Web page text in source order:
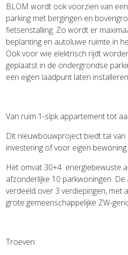
BLOM wordt ook voorzien van een
parking met bergingen en
fietsenstalling. Zo wordt er
beplanting en autoluwe ruimte in
Ook voor wie elektrisch rijdt
geplaatst in de ondergrondse
een eigen laadpunt laten
Van ruim 1-slpk appartement tot
Dit nieuwbouwproject biedt tal van
investering of voor eigen bewoning.
Het omvat 30+4 energiebewuste
afzonderlijke 10 parkwoningen. De
verdeeld over 3 verdiepingen, met
grote gemeenschappelijke ZW-
Troeven: